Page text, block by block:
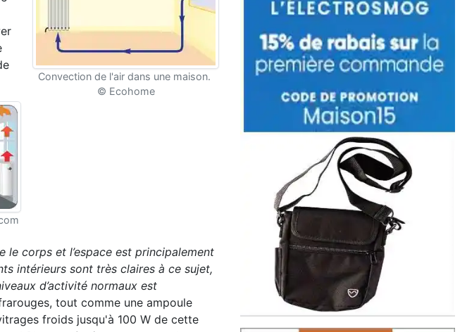
Convection de l'air dans une maison.
© Ecohome
le corps et l’espace est principalement
intérieurs sont très claires à ce sujet,
d’activité normaux est
tout comme une ampoule
froids jusqu'à 100 W de cette